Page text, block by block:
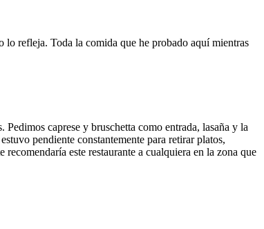
lo refleja. Toda la comida que he probado aquí mientras
caprese y bruschetta como entrada, lasaña y la
pendiente constantemente para retirar platos,
este restaurante a cualquiera en la zona que